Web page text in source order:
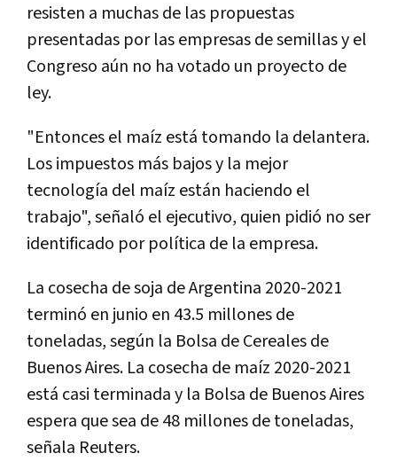
resisten a muchas de las propuestas
presentadas por las empresas de semillas y el
Congreso aún no ha votado un proyecto de
ley.
"Entonces el maíz está tomando la delantera.
Los impuestos más bajos y la mejor
tecnología del maíz están haciendo el
trabajo", señaló el ejecutivo, quien pidió no ser
identificado por política de la empresa.
La cosecha de soja de Argentina 2020-2021
terminó en junio en 43.5 millones de
toneladas, según la Bolsa de Cereales de
Buenos Aires. La cosecha de maíz 2020-2021
está casi terminada y la Bolsa de Buenos Aires
espera que sea de 48 millones de toneladas,
señala Reuters.